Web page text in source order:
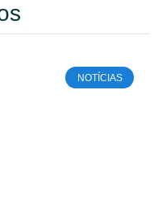
NOTÍCIAS